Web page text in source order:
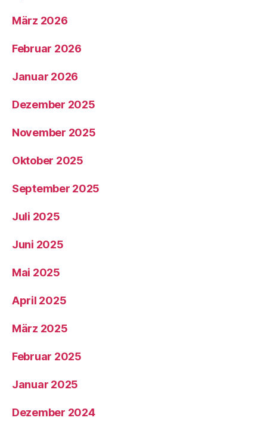
März 2026
Februar 2026
Januar 2026
Dezember 2025
November 2025
Oktober 2025
September 2025
Juli 2025
Juni 2025
Mai 2025
April 2025
März 2025
Februar 2025
Januar 2025
Dezember 2024